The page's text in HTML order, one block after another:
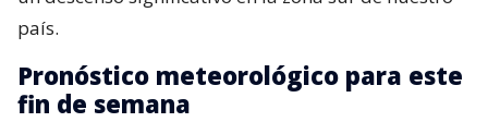
país.
Pronóstico meteorológico para este
fin de semana